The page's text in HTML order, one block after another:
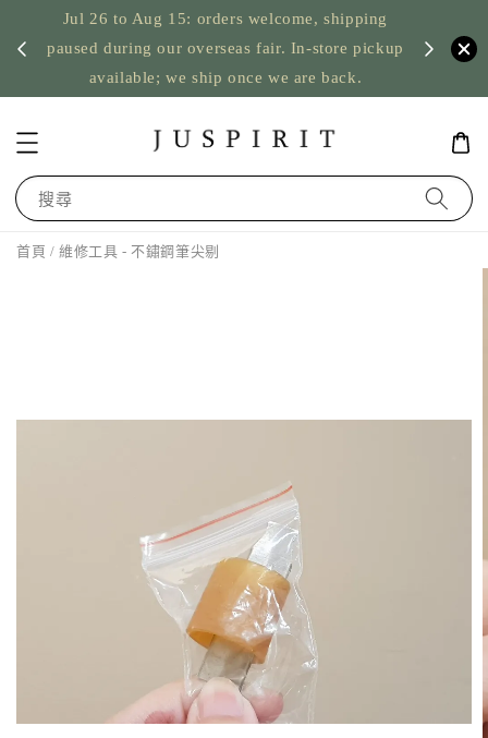
Jul 26 to Aug 15: orders welcome, shipping
paused during our overseas fair. In-store pickup
available; we ship once we are back.
US
搜尋
首頁 / 維修工具 - 不鏽鋼筆尖剔